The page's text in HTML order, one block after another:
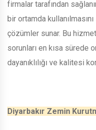
firmalar tarafından
bir ortamda
çözümler sunar. Bu
sorunları en kısa sürede
dayanıklılığı ve kalitesi
Diyarbakır Zemin